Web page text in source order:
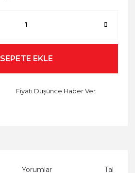
SEPETE EKLE
Fiyatı Düşünce Haber Ver
Yorumlar Taksit